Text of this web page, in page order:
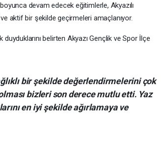
devam edecek eğitimlerle, Akyazılı
aktif bir şekilde geçirmeleri amaçlanıyor.
belirten Akyazı Gençlik ve Spor İlçe
bir şekilde değerlendirmelerini çok
bizleri son derece mutlu etti. Yaz
en iyi şekilde ağırlamaya ve